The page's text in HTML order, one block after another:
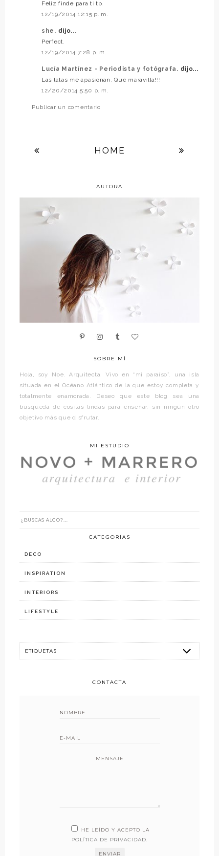
Feliz finde para ti tb.
12/19/2014 12:15 p. m.
she. dijo...
Perfect.
12/19/2014 7:28 p. m.
Lucía Martínez - Periodista y fotógrafa. dijo...
Las latas me apasionan. Qué maravilla!!!
12/20/2014 5:50 p. m.
Publicar un comentario
HOME
AUTORA
SOBRE MÍ
Hola, soy Noe. Arquitecta. Vivo en “mi paraíso”, una isla
situada en el Océano Atlántico de la que estoy completa y
totalmente enamorada. Deseo que este blog sea una
búsqueda de cositas lindas para enseñar, sin ningún otro
objetivo más que disfrutar.
MI ESTUDIO
CATEGORÍAS
DECO
INSPIRATION
INTERIORS
LIFESTYLE
CONTACTA
MENSAJE
HE LEÍDO Y ACEPTO LA
POLÍTICA DE PRIVACIDAD.